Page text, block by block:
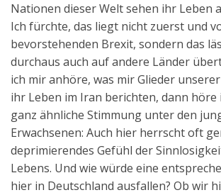
Nationen dieser Welt sehen ihr Leben
Ich fürchte, das liegt nicht zuerst und
bevorstehenden Brexit, sondern das
durchaus auch auf andere Länder
ich mir anhöre, was mir Glieder
ihr Leben im Iran berichten, dann höre
ganz ähnliche Stimmung unter den
Erwachsenen: Auch hier herrscht oft
deprimierendes Gefühl der
Lebens. Und wie würde eine
hier in Deutschland ausfallen? Ob wir